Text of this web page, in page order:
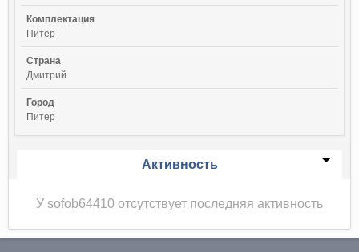
Комплектация
Питер
Страна
Дмитрий
Город
Питер
Активность
У sofob64410 отсутствует последняя активность